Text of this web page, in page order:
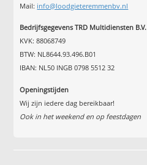
Mail: info@loodgieteremmenbv.nl
Bedrijfsgegevens TRD Multidiensten B.V.
KVK: 88068749
BTW: NL8644.93.496.B01
IBAN: NL50 INGB 0798 5512 32
Openingstijden
Wij zijn iedere dag bereikbaar!
Ook in het weekend en op feestdagen